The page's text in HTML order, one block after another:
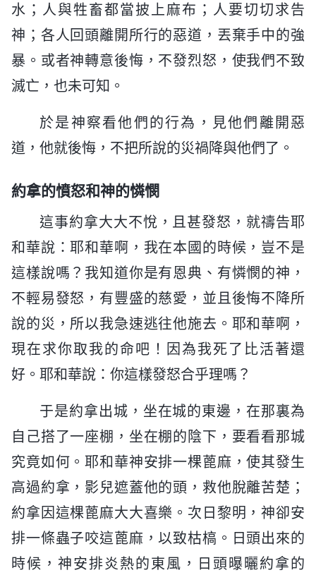
水；人與牲畜都當披上麻布；人要切切求告
神；各人回頭離開所行的惡道，丟棄手中的強
暴。或者神轉意後悔，不發烈怒，使我們不致
滅亡，也未可知。
於是神察看他們的行為，見他們離開惡
道，他就後悔，不把所說的災禍降與他們了。
約拿的憤怒和神的憐憫
這事約拿大大不悅，且甚發怒，就禱告耶
和華說：耶和華啊，我在本國的時候，豈不是
這樣說嗎？我知道你是有恩典、有憐憫的神，
不輕易發怒，有豐盛的慈愛，並且後悔不降所
說的災，所以我急速逃往他施去。耶和華啊，
現在求你取我的命吧！因為我死了比活著還
好。耶和華說：你這樣發怒合乎理嗎？
于是約拿出城，坐在城的東邊，在那裏為
自己搭了一座棚，坐在棚的陰下，要看看那城
究竟如何。耶和華神安排一棵蓖麻，使其發生
高過約拿，影兒遮蓋他的頭，救他脫離苦楚；
約拿因這棵蓖麻大大喜樂。次日黎明，神卻安
排一條蟲子咬這蓖麻，以致枯槁。日頭出來的
時候，神安排炎熱的東風，日頭曝曬約拿的